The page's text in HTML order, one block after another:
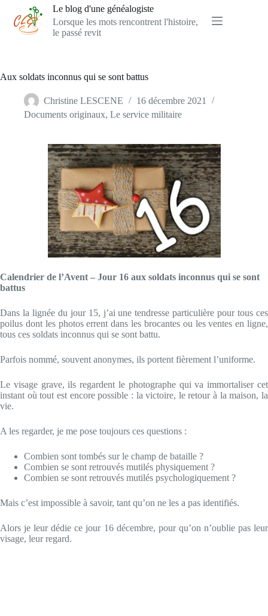
contenu
Le blog d'une généalogiste
Lorsque les mots rencontrent l'histoire,
le passé revit
Aux soldats inconnus qui se sont battus
Christine LESCENE
16 décembre 2021
Documents originaux, Le service militaire
Calendrier de l’Avent – Jour 16 aux soldats inconnus qui se sont
battus
Dans la lignée du jour 15, j’ai une tendresse particulière pour tous ces
poilus dont les photos errent dans les brocantes ou les ventes en ligne,
tous ces soldats inconnus qui se sont battu.
Parfois nommé, souvent anonymes, ils portent fièrement l’uniforme.
Le visage grave, ils regardent le photographe qui va immortaliser cet
instant où tout est encore possible : la victoire, le retour à la maison, la
vie.
A les regarder, je me pose toujours ces questions :
Combien sont tombés sur le champ de bataille ?
Combien se sont retrouvés mutilés physiquement ?
Combien se sont retrouvés mutilés psychologiquement ?
Mais c’est impossible à savoir, tant qu’on ne les a pas identifiés.
Alors je leur dédie ce jour 16 décembre, pour qu’on n’oublie pas leur
visage, leur regard.